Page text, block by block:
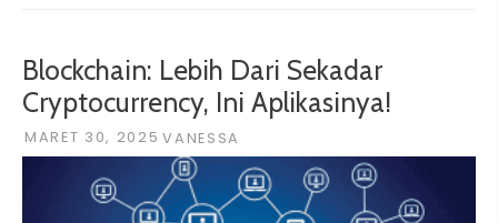
Blockchain: Lebih Dari Sekadar
Cryptocurrency, Ini Aplikasinya!
MARET 30, 2025 VANESSA